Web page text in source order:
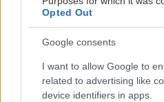
Opted Out
Google consents
I want to allow Google to
related to advertising like
device identifiers in apps.